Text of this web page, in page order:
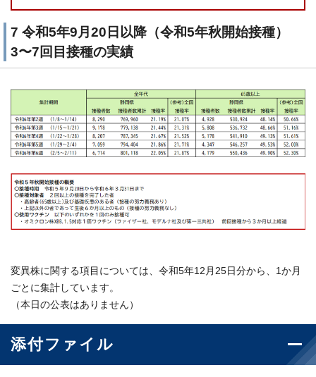
7 令和5年9月20日以降（令和5年秋開始接種）
3〜7回目接種の実績
変異株に関する項目については、令和5年12月25日分から、1か月
ごとに集計しています。
（本日の公表はありません）
添付ファイル